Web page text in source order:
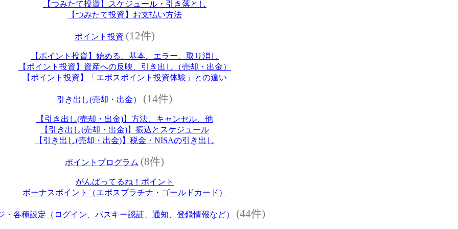
【つみたて投資】スケジュール・引き落とし
【つみたて投資】お支払い方法
ポイント投資 (12件)
【ポイント投資】始める、基本、エラー、取り消し
【ポイント投資】資産への反映、引き出し（売却・出金）
【ポイント投資】「エポスポイント投資体験」との違い
引き出し(売却・出金） (14件)
【引き出し(売却・出金)】方法、キャンセル、他
【引き出し(売却・出金)】振込とスケジュール
【引き出し(売却・出金)】税金・NISAの引き出し
ポイントプログラム (8件)
がんばってるね！ポイント
ボーナスポイント（エポスプラチナ・ゴールドカード）
・各種設定（ログイン、パスキー認証、通知、登録情報など） (44件)